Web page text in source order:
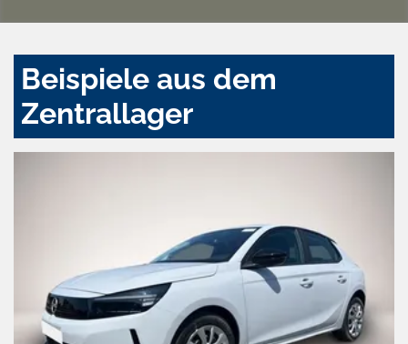
Beispiele aus dem
Zentrallager